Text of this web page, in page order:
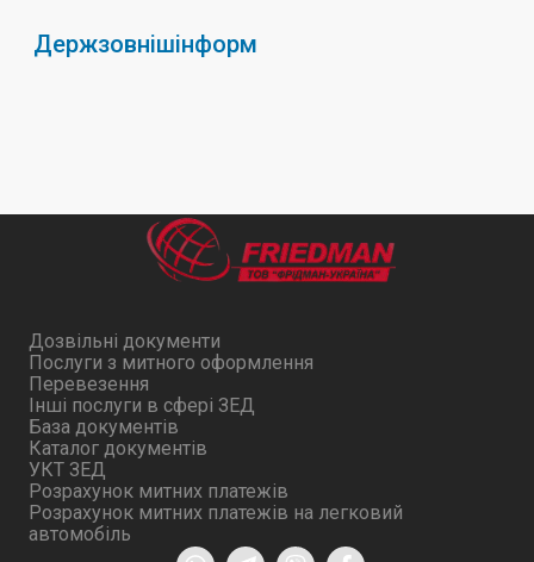
Держзовнішінформ
Дозвільні документи
Послуги з митного оформлення
Перевезення
Інші послуги в сфері ЗЕД
База документів
Каталог документів
УКТ ЗЕД
Розрахунок митних платежів
Розрахунок митних платежів на легковий
автомобіль